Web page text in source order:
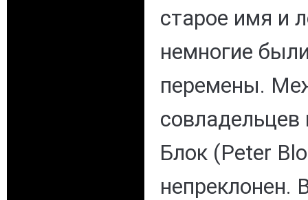
старое имя и
немногие
перемены.
Блок (Peter
непреклонен.